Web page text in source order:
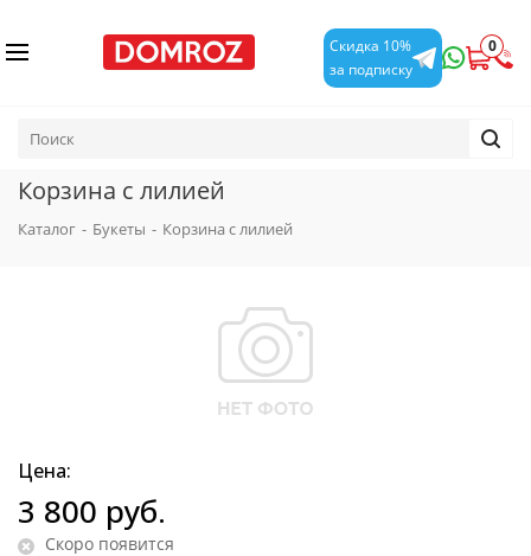
Скидка 10%
за подписку
0
Корзина с лилией
Каталог - Букеты - Корзина с лилией
Цена:
3 800 руб.
Скоро появится